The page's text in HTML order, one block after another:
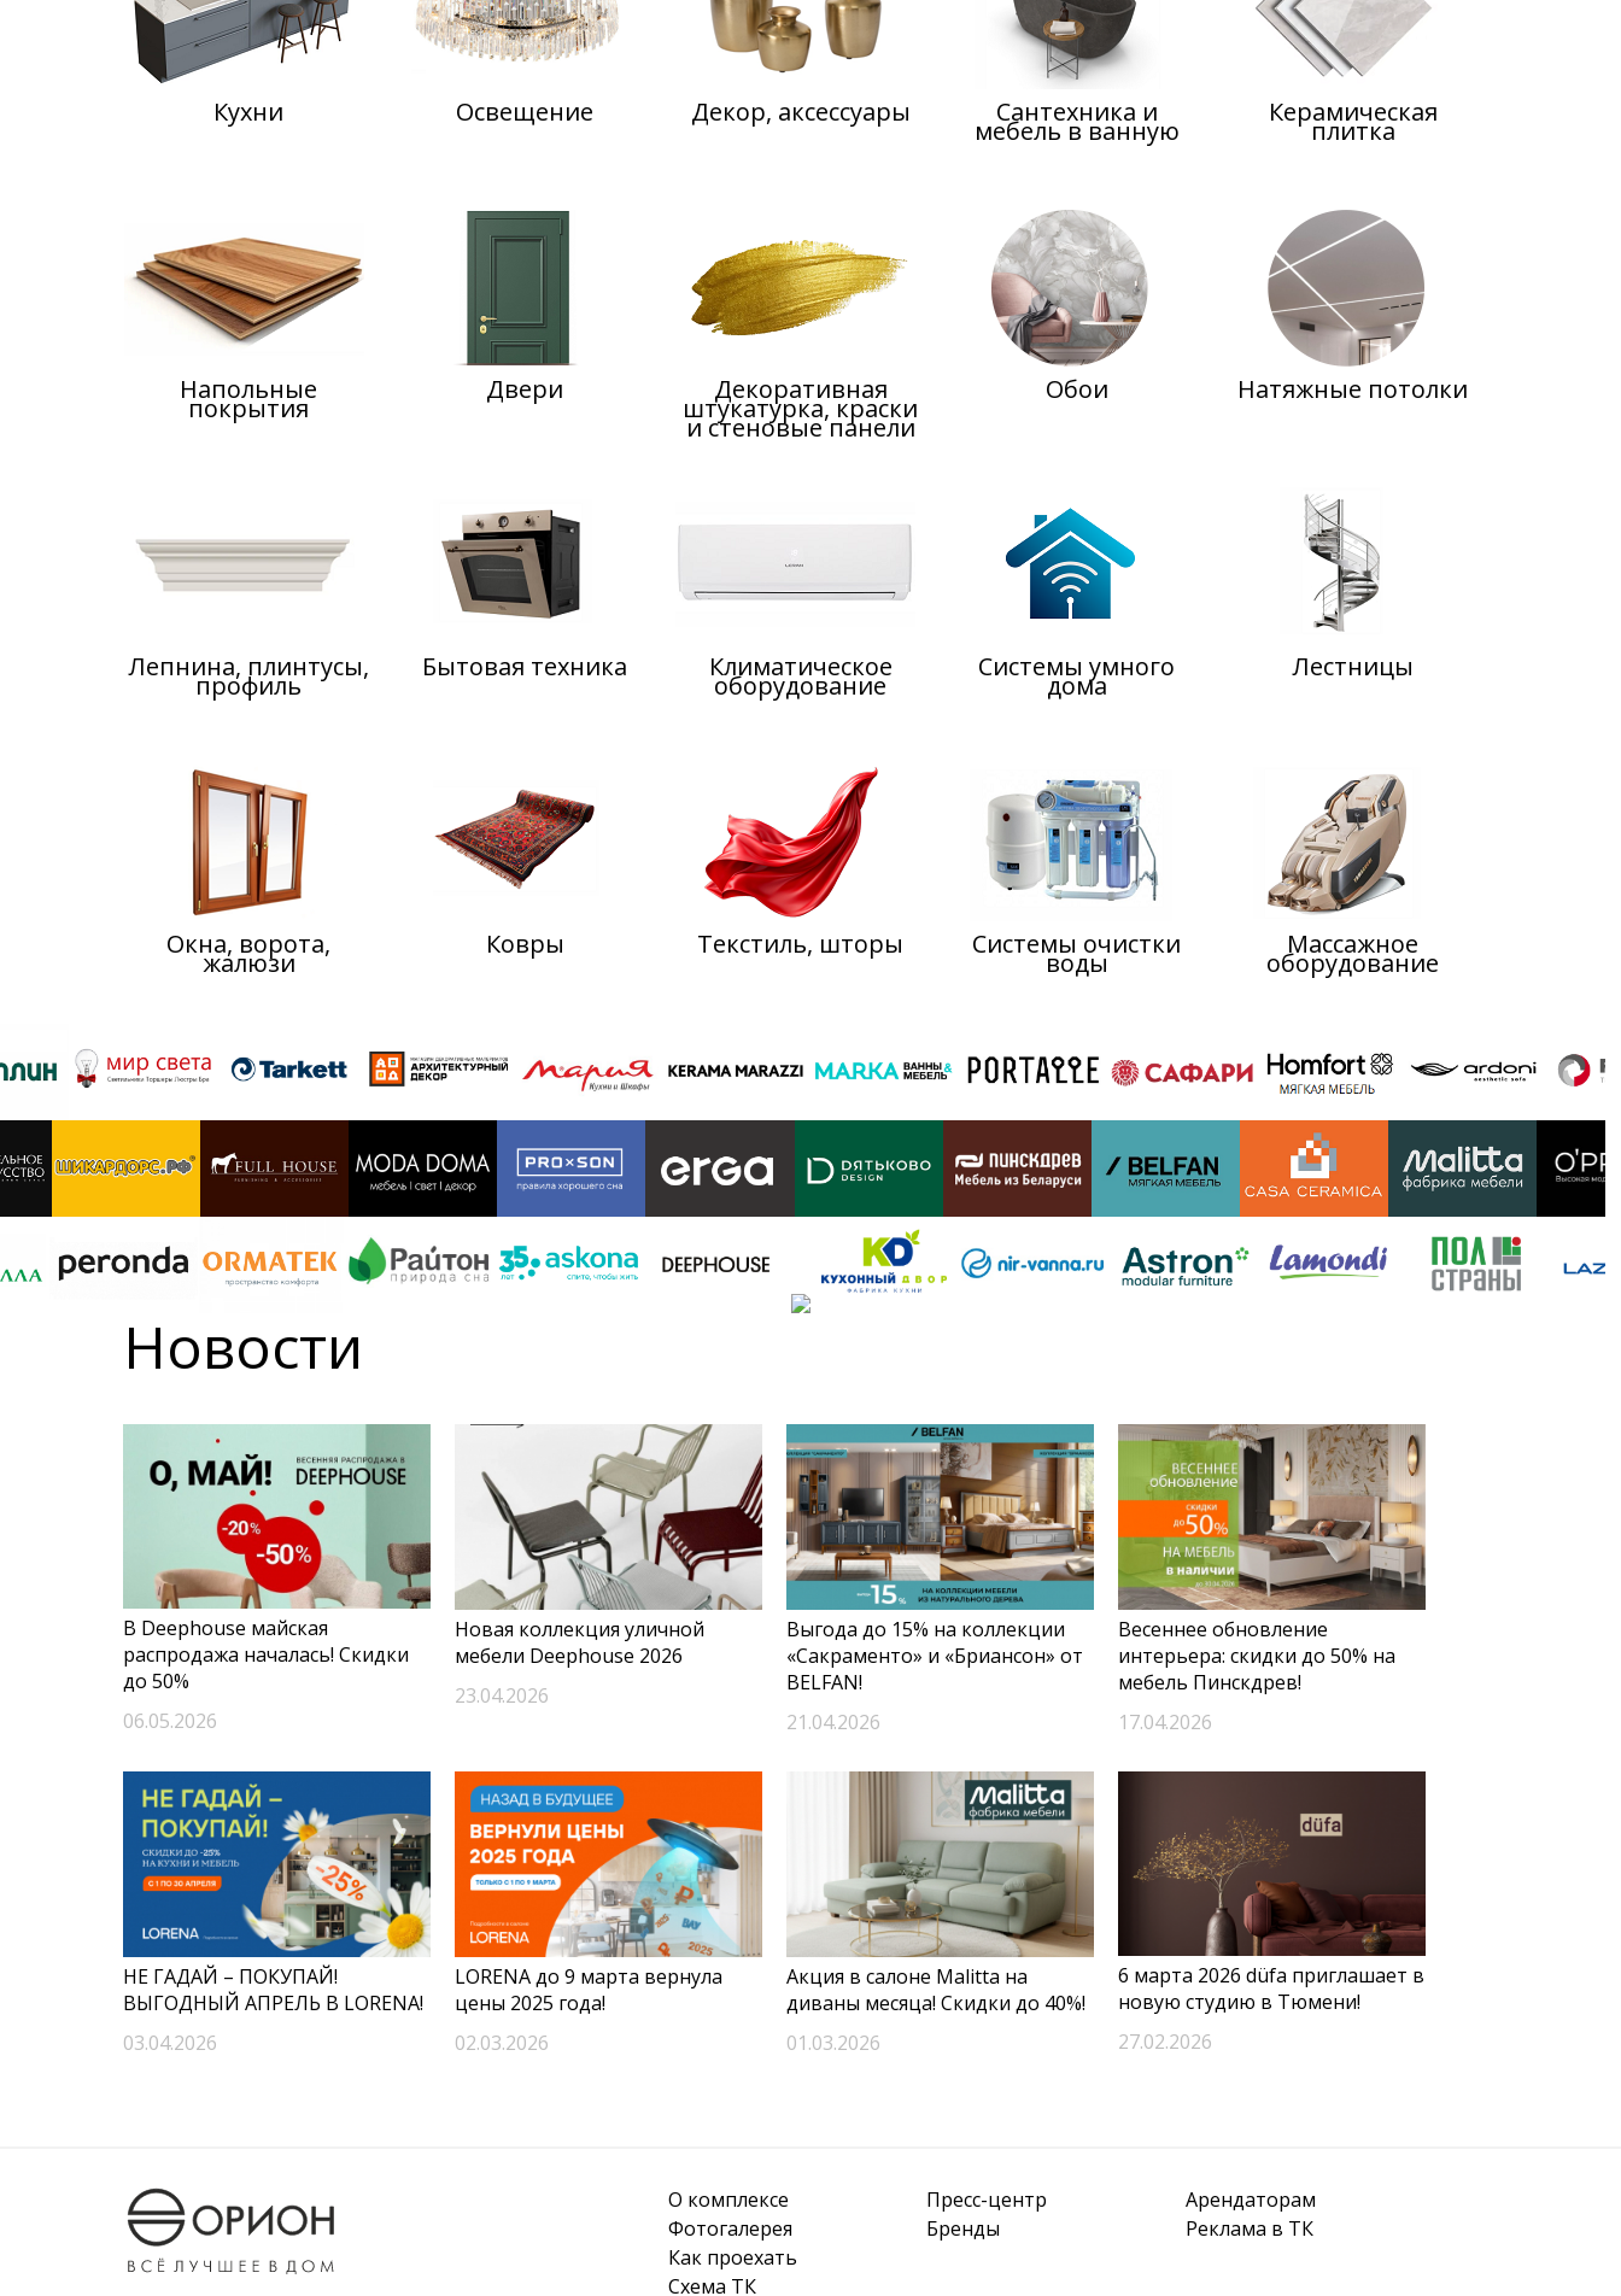
Кухни Освещение Декор, аксессуары Сантехника и
мебель в ванную
Керамическая
плитка
Напольные
покрытия
Двери Декоративная
штукатурка, краски
и стеновые панели
Обои Натяжные потолки
Лепнина, плинтусы,
профиль
Бытовая техника Климатическое
оборудование
Системы умного
дома
Лестницы
Окна, ворота,
жалюзи
Ковры Текстиль, шторы Системы очистки
воды
Массажное
оборудование
Новости
В Deephouse майская
распродажа началась! Скидки
до 50%
06.05.2026
Новая коллекция уличной
мебели Deephouse 2026
23.04.2026
Выгода до 15% на коллекции
«Сакраменто» и «Бриансон» от
BELFAN!
21.04.2026
Весеннее обновление
интерьера: скидки до 50% на
мебель Пинскдрев!
17.04.2026
НЕ ГАДАЙ – ПОКУПАЙ!
ВЫГОДНЫЙ АПРЕЛЬ В LORENA!
03.04.2026
LORENA до 9 марта вернула
цены 2025 года!
02.03.2026
Акция в салоне Malitta на
диваны месяца! Скидки до 40%!
01.03.2026
6 марта 2026 düfa приглашает в
новую студию в Тюмени!
27.02.2026
О комплексе
Фотогалерея
Как проехать
Схема ТК
Пресс-центр
Бренды
Арендаторам
Реклама в ТК